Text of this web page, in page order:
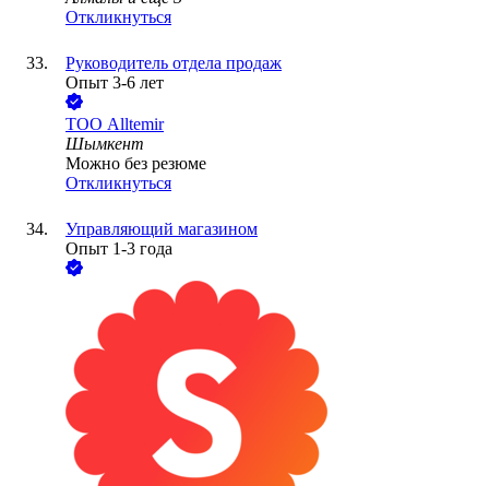
Откликнуться
Руководитель отдела продаж
Опыт 3-6 лет
ТОО Alltemir
Шымкент
Можно без резюме
Откликнуться
Управляющий магазином
Опыт 1-3 года